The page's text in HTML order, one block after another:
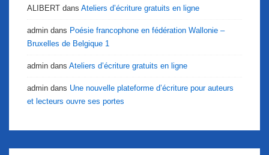
ALIBERT dans Ateliers d’écriture gratuits en ligne
admin dans Poésie francophone en fédération Wallonie –
Bruxelles de Belgique 1
admin dans Ateliers d’écriture gratuits en ligne
admin dans Une nouvelle plateforme d’écriture pour auteurs
et lecteurs ouvre ses portes